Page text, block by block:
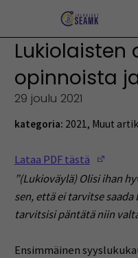
opinnoista
29 joulu 2021
kategoria: 2021, Muut
Lataa PDF tästä
”(Lukioväylä) Olisi ihan
sen, että ei tarvitse
tarvitsisi päntätä niin
Ensimmäinen